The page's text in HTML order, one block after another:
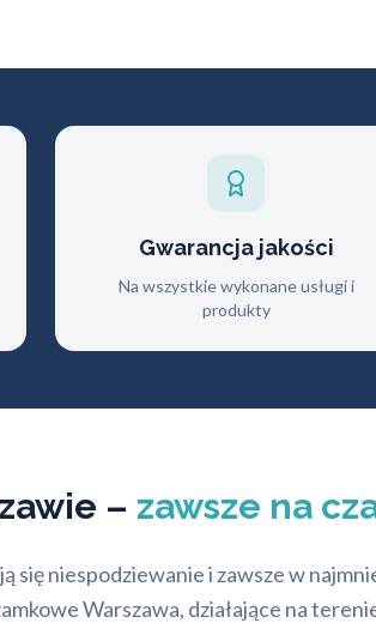
Gwarancja jakości
Na wszystkie wykonane usługi i
produkty
– zawsze na
niespodziewanie i zawsze w
Warszawa, działające na